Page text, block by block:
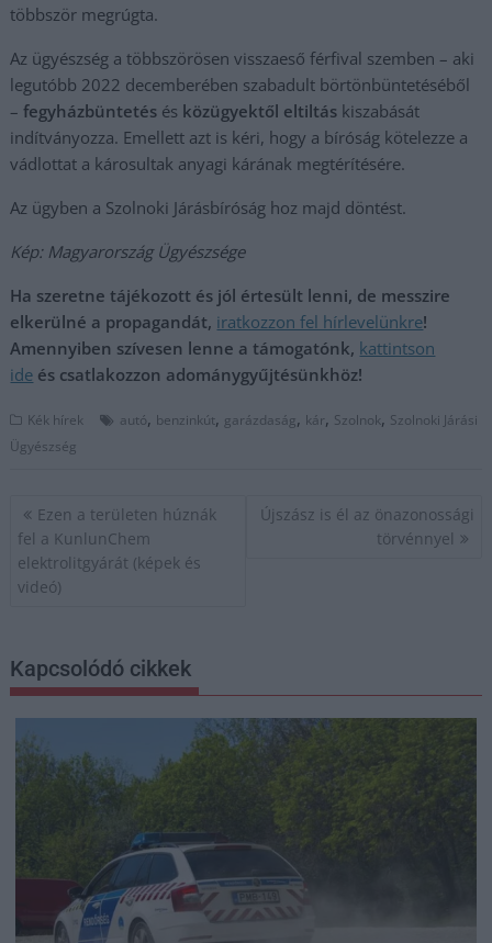
többször megrúgta.
Az ügyészség a többszörösen visszaeső férfival szemben – aki
legutóbb 2022 decemberében szabadult börtönbüntetéséből
–fegyházbüntetés és közügyektől eltiltás kiszabását
indítványozza. Emellett azt is kéri, hogy a bíróság kötelezze a
vádlottat a károsultak anyagi kárának megtérítésére.
Az ügyben a Szolnoki Járásbíróság hoz majd döntést.
Kép: Magyarország Ügyészsége
Ha szeretne tájékozott és jól értesült lenni, de messzire
elkerülné a propagandát, iratkozzon fel hírlevelünkre!
Amennyiben szívesen lenne a támogatónk, kattintson
ide és csatlakozzon adománygyűjtésünkhöz!
Kék hírek autó, benzinkút, garázdaság, kár, Szolnok, Szolnoki Járási
Ügyészség
Bejegyzés
navigáció
Ezen a területen húznák
fel a KunlunChem
elektrolitgyárát (képek és
videó)
Újszász is él az önazonossági
törvénnyel
Kapcsolódó cikkek